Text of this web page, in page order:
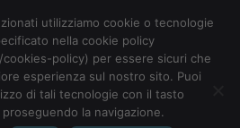
MENU
utilizziamo cookie o tecnologie
nella cookie policy
policy) per essere sicuri che
esperienza sul nostro sito. Puoi
di tali tecnologie con il tasto
la navigazione.